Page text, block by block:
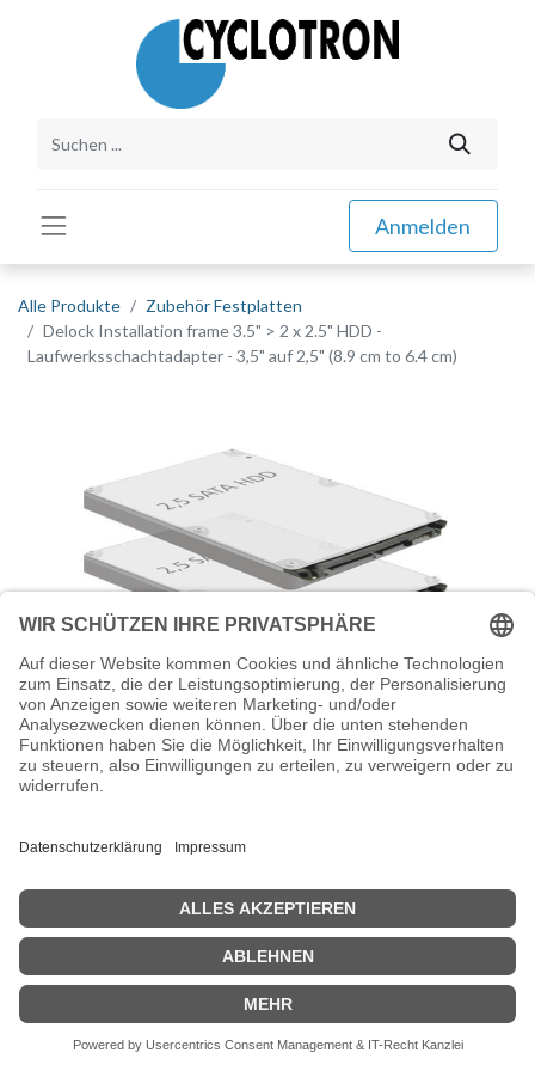
Anmelden
Alle Produkte
Zubehör Festplatten
Delock Installation frame 3.5" > 2 x 2.5" HDD -
Laufwerksschachtadapter - 3,5" auf 2,5" (8.9 cm to 6.4 cm)
Delock Installation frame 3.5" > 2 x 2.5"
HDD - Laufwerksschachtadapter - 3,5"
auf 2,5" (8.9 cm to 6.4 cm)
Delock Installation frame 3.5" > 2 x 2.5" HDD -
Schwarz